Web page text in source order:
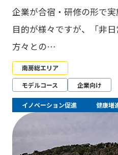
企業が合宿・研修の形で
目的が様々ですが、「非
方々との…
南房総エリア
モデルコース
企業向け
イノベーション促進 健康増